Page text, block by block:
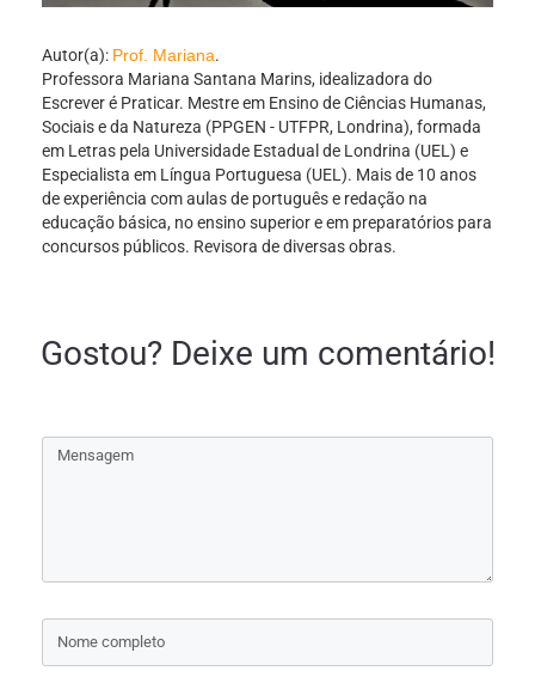
Autor(a): Prof. Mariana.
Professora Mariana Santana Marins, idealizadora do
Escrever é Praticar. Mestre em Ensino de Ciências Humanas,
Sociais e da Natureza (PPGEN - UTFPR, Londrina), formada
em Letras pela Universidade Estadual de Londrina (UEL) e
Especialista em Língua Portuguesa (UEL). Mais de 10 anos
de experiência com aulas de português e redação na
educação básica, no ensino superior e em preparatórios para
concursos públicos. Revisora de diversas obras.
Gostou? Deixe um comentário!